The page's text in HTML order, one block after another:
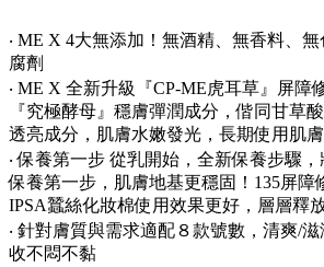
‧ ME X 4大無添加！無酒精、無香料、無
腐劑
‧ ME X 全新升級『CP-ME虎耳草』屏障
『究極酵母』穩膚彈潤成分，偕同甘草
透亮成分，肌膚水嫩發光，長期使用肌
‧ 保養第一步 從乳開始，全新保養步驟
保養第一步，肌膚地基更穩固！135屏障
IPSA蠶絲化妝棉使用效果更好，層層釋
‧ 針對膚質與需求適配８款號數，清爽/
收不悶不黏